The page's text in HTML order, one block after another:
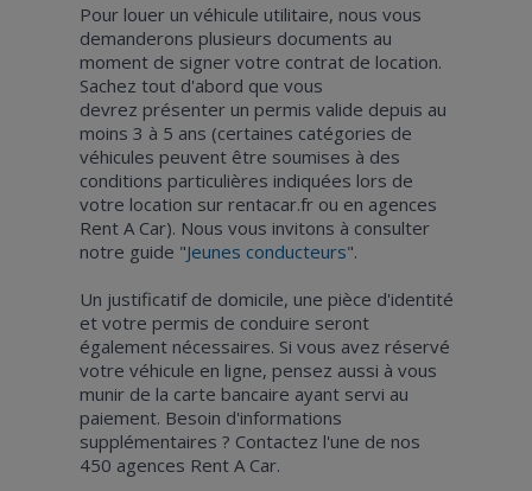
Pour louer un véhicule utilitaire, nous vous
demanderons plusieurs documents au
moment de signer votre contrat de location.
Sachez tout d'abord que vous
devrez présenter un permis valide depuis au
moins 3 à 5 ans (certaines catégories de
véhicules peuvent être soumises à des
conditions particulières indiquées lors de
votre location sur rentacar.fr ou en agences
Rent A Car). Nous vous invitons à consulter
notre guide "Jeunes conducteurs".
Un justificatif de domicile, une pièce d'identité
et votre permis de conduire seront
également nécessaires. Si vous avez réservé
votre véhicule en ligne, pensez aussi à vous
munir de la carte bancaire ayant servi au
paiement. Besoin d'informations
supplémentaires ? Contactez l'une de nos
450 agences Rent A Car.